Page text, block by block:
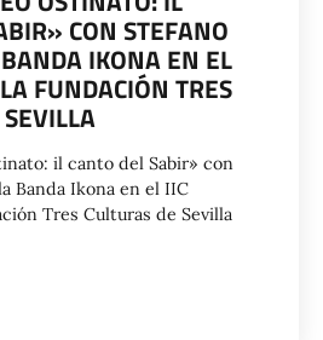
CON STEFANO
IKONA EN EL
FUNDACIÓN TRES
il canto del Sabir» con
Banda Ikona en el IIC
Tres Culturas de Sevilla